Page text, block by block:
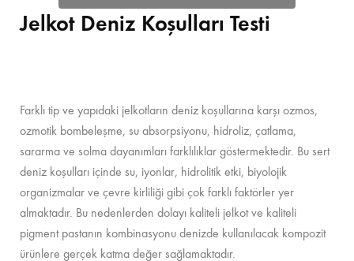
Jelkot Deniz Koşulları Testi
Farklı tip ve yapıdaki jelkotların deniz koşullarına karşı ozmos,
ozmotik bombeleşme, su absorpsiyonu, hidroliz, çatlama,
sararma ve solma dayanımları farklılıklar göstermektedir. Bu sert
deniz koşulları içinde su, iyonlar, hidrolitik etki, biyolojik
organizmalar ve çevre kirliliği gibi çok farklı faktörler yer
almaktadır. Bu nedenlerden dolayı kaliteli jelkot ve kaliteli
pigment pastanın kombinasyonu denizde kullanılacak kompozit
ürünlere gerçek katma değer sağlamaktadır.